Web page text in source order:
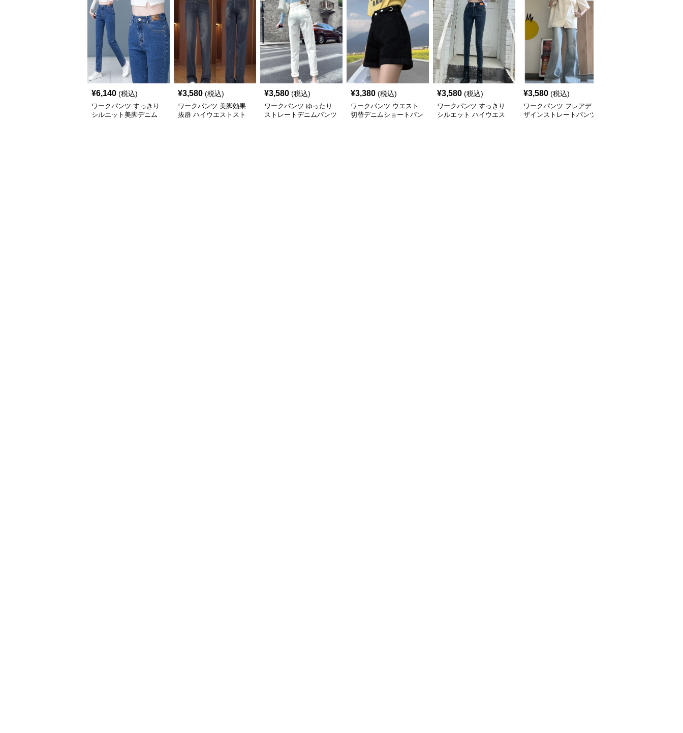
¥6,140 (税込)
ワークパンツ すっきり
シルエット美脚デニム
¥3,580 (税込)
ワークパンツ 美脚効果
抜群 ハイウエストスト
¥3,580 (税込)
ワークパンツ ゆったり
ストレートデニムパンツ
¥3,380 (税込)
ワークパンツ ウエスト
切替デニムショートパン
¥3,580 (税込)
ワークパンツ すっきり
シルエット ハイウエス
¥3,580 (税込)
ワークパンツ フレアデ
ザインストレートパンツ